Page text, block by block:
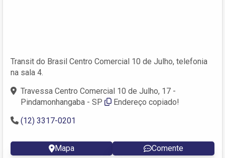
Transit do Brasil Centro Comercial 10 de Julho, telefonia
na sala 4.
Travessa Centro Comercial 10 de Julho, 17 -
Pindamonhangaba - SP
Endereço copiado!
(12) 3317-0201
Mapa Comente